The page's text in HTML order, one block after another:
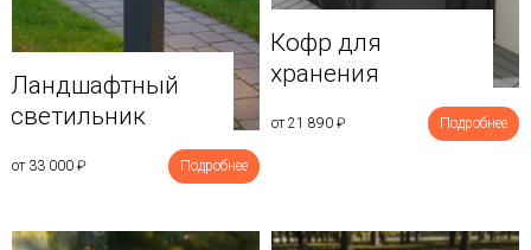
Ландшафтный
светильник
от 33 000 ₽ Подробнее
Кофр для
хранения
от 21 890 ₽ Подробнее